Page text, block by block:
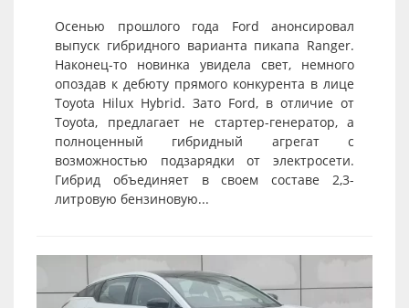
Осенью прошлого года Ford анонсировал
выпуск гибридного варианта пикапа Ranger.
Наконец-то новинка увидела свет, немного
опоздав к дебюту прямого конкурента в лице
Toyota Hilux Hybrid. Зато Ford, в отличие от
Toyota, предлагает не стартер-генератор, а
полноценный гибридный агрегат с
возможностью подзарядки от электросети.
Гибрид объединяет в своем составе 2,3-
литровую бензиновую...